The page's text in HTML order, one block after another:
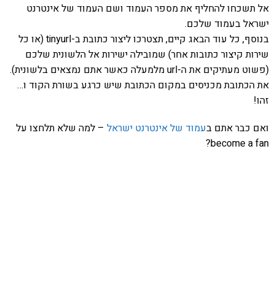
אל תשכחו להחליף את מספר העמוד ושם העמוד של אינטרנט
ישראל בעמוד שלכם.
בנוסף, כל עוד הבאג קיים, תצטרכו ליצור כתובת ב-tinyurl (או כל
שירות קיצור כתובות אחר) שמובילה ישירות אל הלשונית שלכם
(פשוט מעתיקים את ה-url מלמעלה כאשר אתם נמצאים בלשונית).
את הכתובת מכניסים במקום הכתובת שיש כרגע בשורת הקוד ו…
זהו!
ואם כבר אתם בעמוד של אינטרנט ישראל – למה שלא תלחצו על
become a fan?